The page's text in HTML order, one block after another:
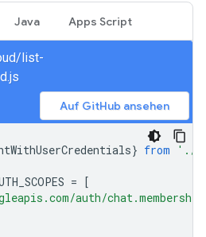
Java Apps Script
list-
Auf GitHub ansehen
} from './
= [
auth/